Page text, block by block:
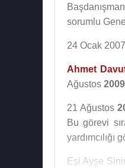
sorumlu
24 Ocak
Ahmet
Ağustos 2009
21 Ağustos
Bu görevi
Eşi Ayşe